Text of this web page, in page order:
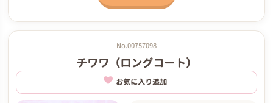
No.00757098
チワワ（ロングコート）
お気に入り追加